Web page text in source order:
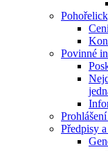
Povinné
Předpisy